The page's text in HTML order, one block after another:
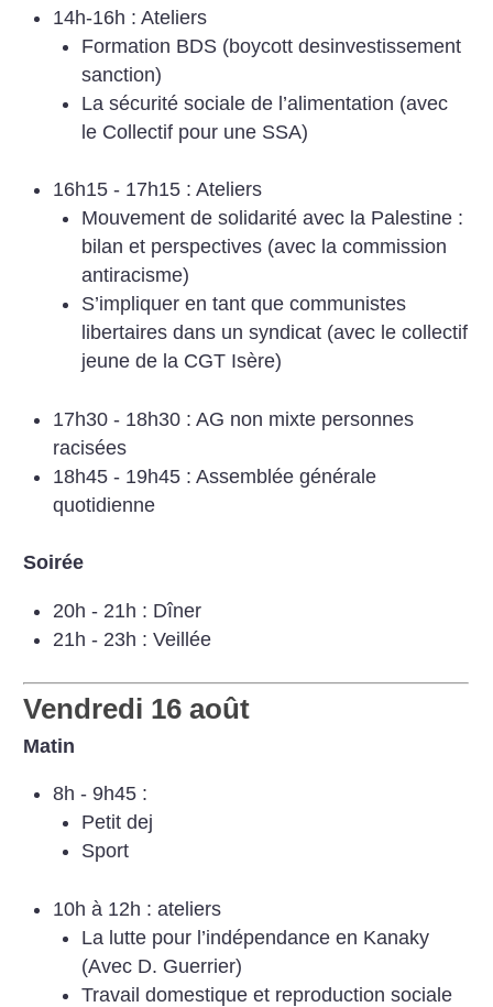
14h-16h : Ateliers
Formation BDS (boycott desinvestissement
sanction)
La sécurité sociale de l’alimentation (avec
le Collectif pour une SSA)
16h15 - 17h15 : Ateliers
Mouvement de solidarité avec la Palestine :
bilan et perspectives (avec la commission
antiracisme)
S’impliquer en tant que communistes
libertaires dans un syndicat (avec le collectif
jeune de la CGT Isère)
17h30 - 18h30 : AG non mixte personnes
racisées
18h45 - 19h45 : Assemblée générale
quotidienne
Soirée
20h - 21h : Dîner
21h - 23h : Veillée
Vendredi 16 août
Matin
8h - 9h45 :
Petit dej
Sport
10h à 12h : ateliers
La lutte pour l’indépendance en Kanaky
(Avec D. Guerrier)
Travail domestique et reproduction sociale